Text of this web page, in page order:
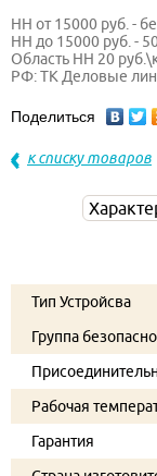
НН от 15000 руб. -
НН до 15000 руб. -
Область НН 20
РФ: ТК Деловые
Поделиться
к списку товаров
Тип Устройсва
Группа
Рабочая
Гарантия